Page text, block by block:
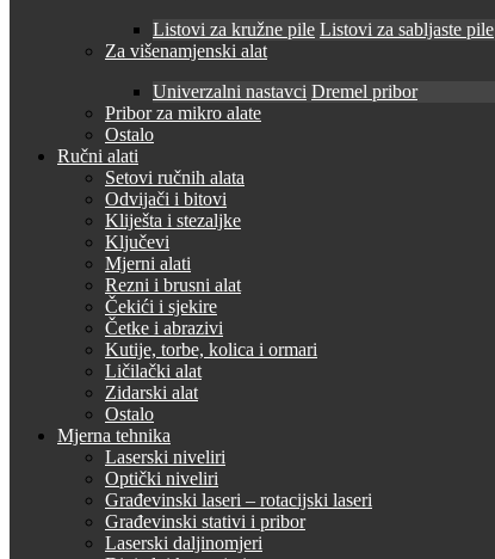
Listovi za kružne pile Listovi za sabljaste pile
Za višenamjenski alat
Univerzalni nastavci Dremel pribor
Pribor za mikro alate
Ostalo
Ručni alati
Setovi ručnih alata
Odvijači i bitovi
Kliješta i stezaljke
Ključevi
Mjerni alati
Rezni i brusni alat
Čekići i sjekire
Četke i abrazivi
Kutije, torbe, kolica i ormari
Ličilački alat
Zidarski alat
Ostalo
Mjerna tehnika
Laserski niveliri
Optički niveliri
Građevinski laseri – rotacijski laseri
Građevinski stativi i pribor
Laserski daljinomjeri